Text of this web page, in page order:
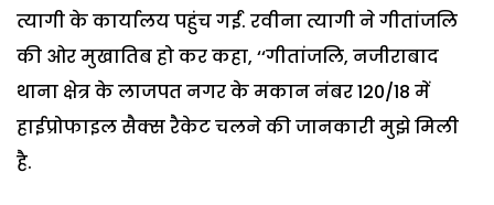
त्यागी के कार्यालय पहुंच गईं. रवीना त्यागी ने गीतांजलि
की ओर मुखातिब हो कर कहा, ‘‘गीतांजलि, नजीराबाद
थाना क्षेत्र के लाजपत नगर के मकान नंबर 120/18 में
हाईप्रोफाइल सैक्स रैकेट चलने की जानकारी मुझे मिली
है.